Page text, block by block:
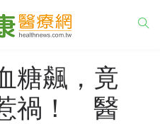
糖飆，竟
禍！ 醫